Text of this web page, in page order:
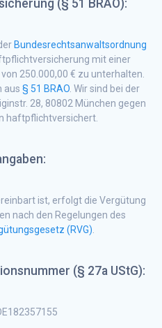
(§ 51 BRAO):
Bundesrechtsanwaltsordnung
mit einer
250.000,00 € zu unterhalten.
aus § 51 BRAO. Wir sind bei der
28, 80802 München gegen
haftpflichtversichert.
ist, erfolgt die Vergütung
nach den Regelungen des
(RVG)
(§ 27a UStG):